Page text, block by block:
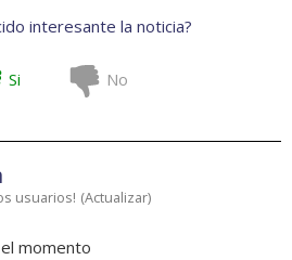
interesante la noticia?
Si No
usuarios! (Actualizar)
momento